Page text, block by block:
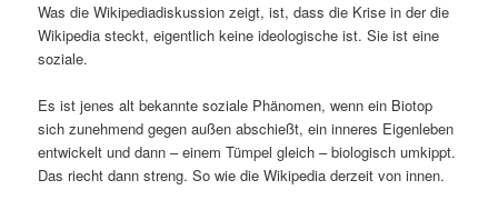
Was die Wikipediadiskussion zeigt, ist, dass die Krise in der die
Wikipedia steckt, eigentlich keine ideologische ist. Sie ist eine
soziale.
Es ist jenes alt bekannte soziale Phänomen, wenn ein Biotop
sich zunehmend gegen außen abschießt, ein inneres Eigenleben
entwickelt und dann – einem Tümpel gleich – biologisch umkippt.
Das riecht dann streng. So wie die Wikipedia derzeit von innen.